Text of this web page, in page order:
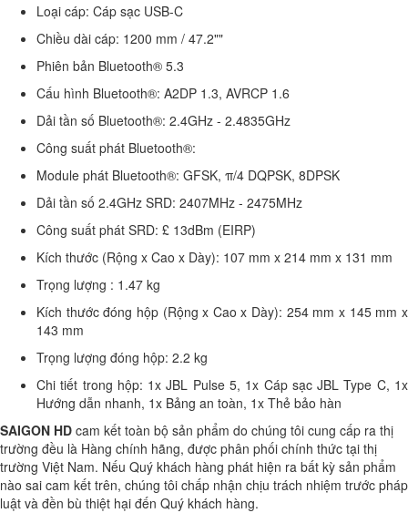
Loại cáp: Cáp sạc USB-C
Chiều dài cáp: 1200 mm / 47.2""
Phiên bản Bluetooth® 5.3
Cấu hình Bluetooth®: A2DP 1.3, AVRCP 1.6
Dải tần số Bluetooth®: 2.4GHz - 2.4835GHz
Công suất phát Bluetooth®:
Module phát Bluetooth®: GFSK, π/4 DQPSK, 8DPSK
Dải tần số 2.4GHz SRD: 2407MHz - 2475MHz
Công suất phát SRD: £ 13dBm (EIRP)
Kích thước (Rộng x Cao x Dày): 107 mm x 214 mm x 131 mm
Trọng lượng : 1.47 kg
Kích thước đóng hộp (Rộng x Cao x Dày): 254 mm x 145 mm x
143 mm
Trọng lượng đóng hộp: 2.2 kg
Chi tiết trong hộp: 1x JBL Pulse 5, 1x Cáp sạc JBL Type C, 1x
Hướng dẫn nhanh, 1x Bảng an toàn, 1x Thẻ bảo hàn
SAIGON HD cam kết toàn bộ sản phẩm do chúng tôi cung cấp ra thị
trường đều là Hàng chính hãng, được phân phối chính thức tại thị
trường Việt Nam. Nếu Quý khách hàng phát hiện ra bất kỳ sản phẩm
nào sai cam kết trên, chúng tôi chấp nhận chịu trách nhiệm trước pháp
luật và đền bù thiệt hại đến Quý khách hàng.